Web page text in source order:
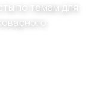
по темам для